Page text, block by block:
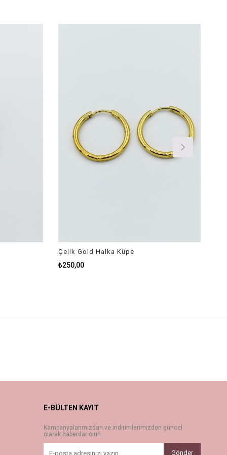
Çelik Gold Halka Küpe
₺250,00
E-BÜLTEN KAYIT
Kampanyalarımızdan ve indirimlerimizden güncel
olarak haberdar olun.
Gönder